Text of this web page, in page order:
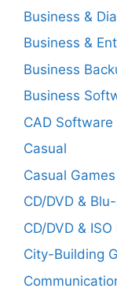
Business &
Business &
Business
Business
CAD Software
Casual
Casual Games
CD/DVD &
CD/DVD &
City-Building